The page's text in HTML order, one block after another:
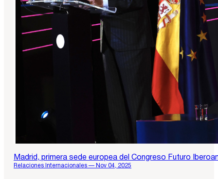
Madrid, primera sede europea del Congreso Futuro
Relaciones Internacionales — Nov 04, 2025